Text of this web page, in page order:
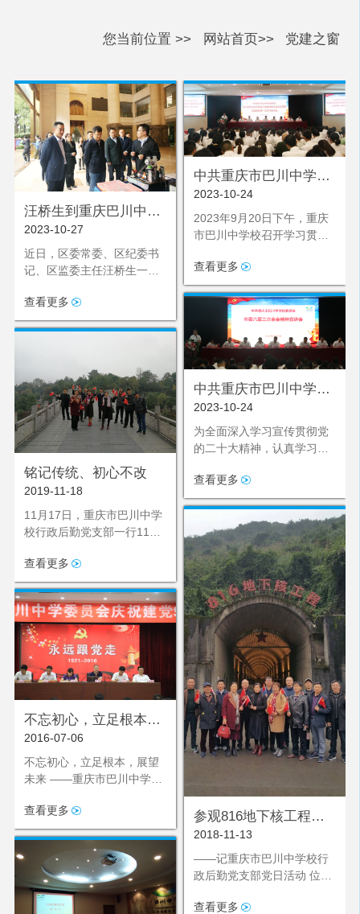
您当前位置 >> 网站首页>> 党建之窗
汪桥生到重庆巴川中学
调研“春风化雨”专项监
督执纪行动等相关工作
2023-10-27
近日，区委常委、区纪委书
记、区监委主任汪桥生一行
发展情况及教育系统“春风化
雨”专项监督执纪行动相关工
查看更多
中共重庆市巴川中学校
委员会 召开学习贯彻习
近平新时代中国特色社
会主义思想主题教育第
2023-10-24
2023年9月20日下午，重庆
市巴川中学校召开学习贯彻
主义思想主题教育第一次学
习研讨会。学校全体党员、
发展对象、入党积极分子等
同志参加了学习研讨会。
查看更多
中共重庆市巴川中学校
委员会 市委六届三次全
会精神宣讲工作开展情
况总结
2023-10-24
为全面深入学习宣传贯彻党
的二十大精神，认真学习市
20日下午，学校党委组织召
开市委六届三次全会精神宣
讲会，党委书记熊军主持会
议，党委宣传委员周婷同志
作专题宣讲，学校全体党
员、党员发展对象、入党积
极分子，学校团委、妇委会
等主要负责同志参加了学
习。
查看更多
铭记传统、初心不改
2019-11-18
11月17日，重庆市巴川中学
校行政后勤党支部一行11名
大圆祥博物馆开展了一次非
常有意义的党日活动。
查看更多
参观816地下核工程，
大力弘扬三线精神
2018-11-13
——记重庆市巴川中学校行
政后勤党支部党日活动 位于
地下
查看更多
不忘初心，立足根本，
展望未来
2016-07-06
不忘初心，立足根本，展望
未来 ——重庆市巴川中学举
查看更多